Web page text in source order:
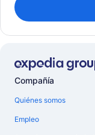
Compañía
Quiénes somos
Empleo